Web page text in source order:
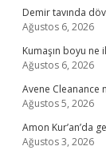
Demir tavında
Ağustos 6, 2026
Kumaşın boyu ne
Ağustos 6, 2026
Avene Cleanance
Ağustos 5, 2026
Amon Kur’an’da
Ağustos 3, 2026